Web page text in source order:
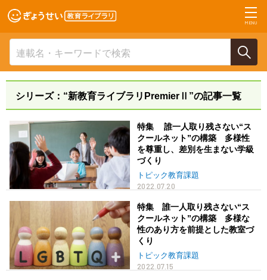
MENU
シリーズ：“新教育ライブラリPremierⅡ”の記事一覧
特集 誰一人取り残さない“ス
クールネット”の構築 多様性
を尊重し、差別を生まない学級
づくり
トピック教育課題
2022.07.20
特集 誰一人取り残さない“ス
クールネット”の構築 多様な
性のあり方を前提とした教室づ
くり
トピック教育課題
2022.07.15